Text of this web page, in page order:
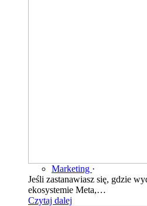
Marketing ·
Jeśli zastanawiasz się, gdzie
ekosystemie Meta,…
Czytaj dalej